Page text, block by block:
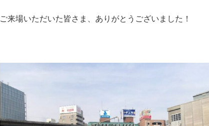
ご来場いただいた皆さま、ありがとうございました！